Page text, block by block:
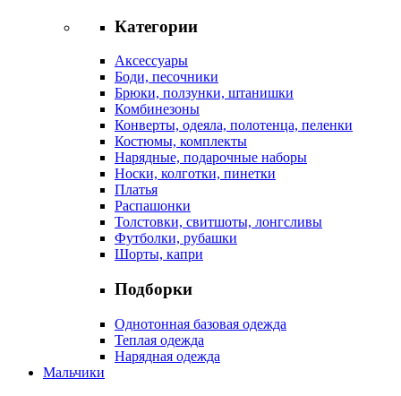
Категории
Аксессуары
Боди, песочники
Брюки, ползунки, штанишки
Комбинезоны
Конверты, одеяла, полотенца, пеленки
Костюмы, комплекты
Нарядные, подарочные наборы
Носки, колготки, пинетки
Платья
Распашонки
Толстовки, свитшоты, лонгсливы
Футболки, рубашки
Шорты, капри
Подборки
Однотонная базовая одежда
Теплая одежда
Нарядная одежда
Мальчики